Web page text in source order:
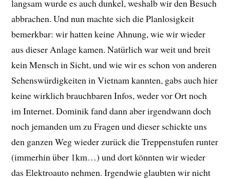
langsam wurde es auch dunkel, weshalb wir den Besuch
abbrachen. Und nun machte sich die Planlosigkeit
bemerkbar: wir hatten keine Ahnung, wie wir wieder
aus dieser Anlage kamen. Natürlich war weit und breit
kein Mensch in Sicht, und wie wir es schon von anderen
Sehenswürdigkeiten in Vietnam kannten, gabs auch hier
keine wirklich brauchbaren Infos, weder vor Ort noch
im Internet. Dominik fand dann aber irgendwann doch
noch jemanden um zu Fragen und dieser schickte uns
den ganzen Weg wieder zurück die Treppenstufen runter
(immerhin über 1km…) und dort könnten wir wieder
das Elektroauto nehmen. Irgendwie glaubten wir nicht